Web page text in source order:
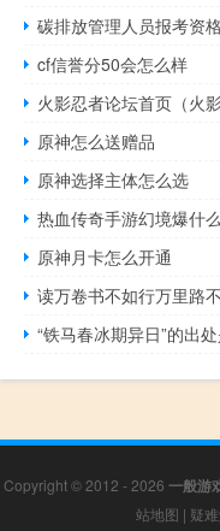
碳排放管理人员报考资
cf信誉分50会怎么样
火影忍者论坛首页（火
原神怎么送赠品
原神选择主体怎么选
热血传奇手游幻境爆什么
原神月卡怎么开通
“铁马春冰期异日”的出
Copyright © 2012 - 2026 一般游
站地图 | 疑